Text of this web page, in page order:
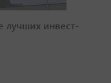
лучших инвест-